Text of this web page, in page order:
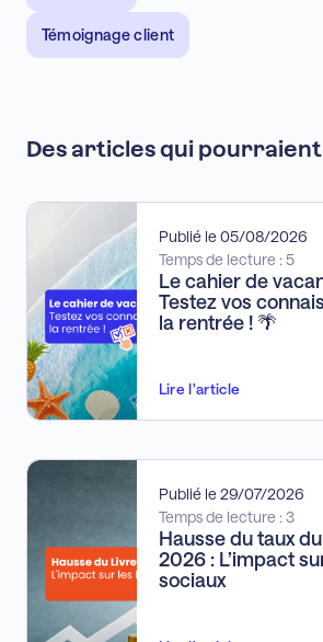
Témoignage client
Des articles qui
Publié le 05/08/2026
Temps de lecture : 5
Le cahier de
Testez vos
la rentrée ! 🌴
Lire l'article
Publié le 29/07/2026
Temps de lecture : 3
Hausse du taux
2026 : L’impact
sociaux